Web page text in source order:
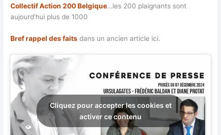
Collectif Action 200 Belgique…les 200 plaignants sont
aujourd’hui plus de 1000
Bref rappel des faits dans un ancien article ici.
Cliquez pour accepter les cookies et
activer ce contenu